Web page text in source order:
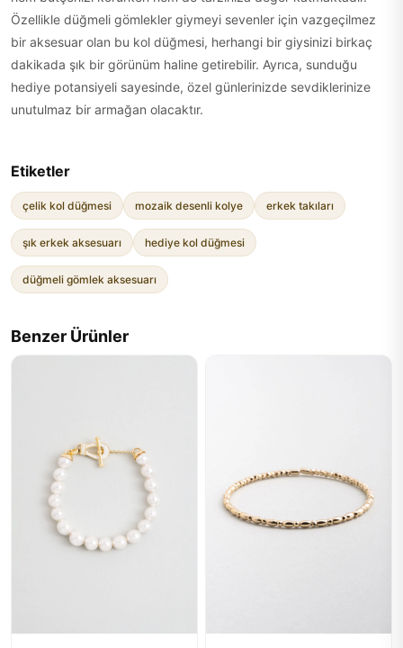
Özellikle düğmeli gömlekler giymeyi sevenler için vazgeçilmez
bir aksesuar olan bu kol düğmesi, herhangi bir giysinizi birkaç
dakikada şık bir görünüm haline getirebilir. Ayrıca, sunduğu
hediye potansiyeli sayesinde, özel günlerinizde sevdiklerinize
unutulmaz bir armağan olacaktır.
Etiketler
çelik kol düğmesi mozaik desenli kolye erkek takıları
şık erkek aksesuarı hediye kol düğmesi
düğmeli gömlek aksesuarı
Benzer Ürünler